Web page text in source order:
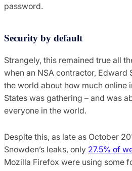
password.
Security by default
Strangely, this remained true all
when an NSA contractor, Edward
the world about how much online
States was gathering – and was
everyone in the world.
Despite this, as late as October
Snowden’s leaks, only 27.5% of
Mozilla Firefox were using some